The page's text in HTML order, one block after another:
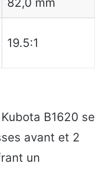
19.5:1
B1620 se
avant et 2
un